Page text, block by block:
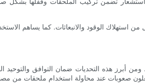
استهلاك الوقود والانبعاثات. كما يساهم
ومن أبرز هذه التحديات ضمان التوافق